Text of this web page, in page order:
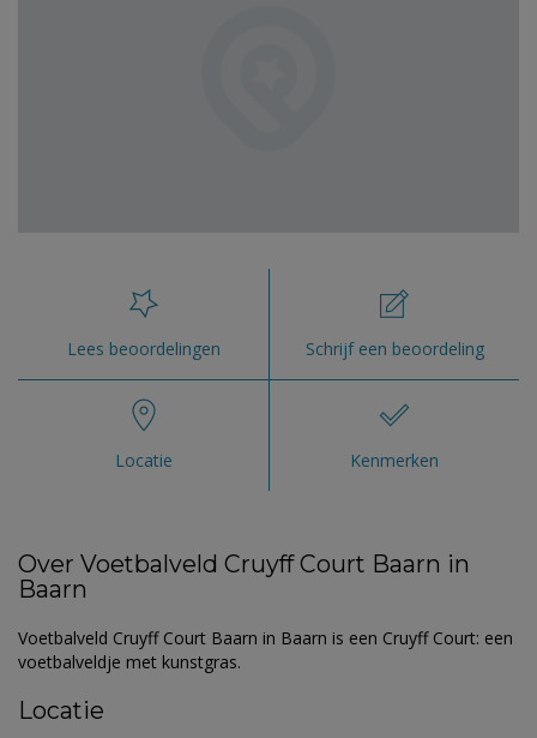
Lees beoordelingen Schrijf een beoordeling
Locatie Kenmerken
Over Voetbalveld Cruyff Court Baarn in
Baarn
Voetbalveld Cruyff Court Baarn in Baarn is een Cruyff Court: een
voetbalveldje met kunstgras.
Locatie